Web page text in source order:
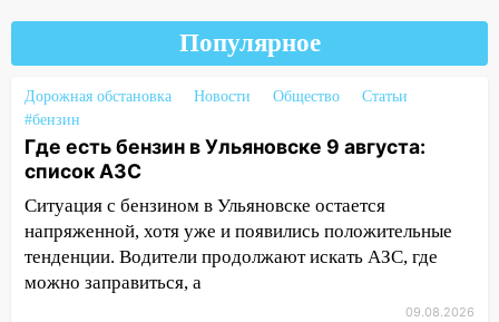
светофор
Студента из Ульяновска обманули
14:12
упавшее дерево или затопленную улицу
после непогоды
13:59 В Новом городе ураганным
ветром сорвало опалубку со
строящегося дома
В мэрии Ульяновска рассказали,
Популярное
Дорожная обстановка Новости Общество
Статьи
#бензин
Где есть бензин в Ульяновске 9 августа:
список АЗС
Ситуация с бензином в Ульяновске остается
напряженной, хотя уже и появились положительные
тенденции. Водители продолжают искать АЗС, где
можно заправиться, а
09.08.2026